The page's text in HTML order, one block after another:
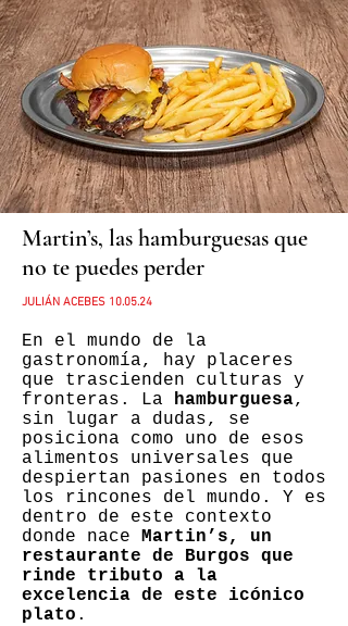
Martin’s, las hamburguesas que
no te puedes perder
JULIÁN ACEBES 10.05.24
En el mundo de la
gastronomía, hay placeres
que trascienden culturas y
fronteras. La hamburguesa,
sin lugar a dudas, se
posiciona como uno de esos
alimentos universales que
despiertan pasiones en todos
los rincones del mundo. Y es
dentro de este contexto
donde nace Martin’s, un
restaurante de Burgos que
rinde tributo a la
excelencia de este icónico
plato .